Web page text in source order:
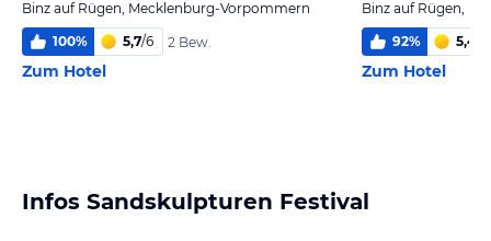
Binz auf Rügen, Mecklenburg-Vorpommern
100% 5,7/6 2 Bew.
Zum Hotel
Binz auf Rügen,
92% 5,4
Zum Hotel
Infos Sandskulpturen Festival